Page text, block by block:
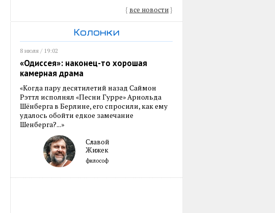
{ все новости}
Колонки
8 июля / 19:02
«Одиссея»: наконец-то хорошая
камерная драма
«Когда пару десятилетий назад Саймон
Рэттл исполнял «Песни Гурре» Арнольда
Шёнберга в Берлине, его спросили, как ему
удалось обойти едкое замечание
Шенберга?...»
Славой
Жижек
философ